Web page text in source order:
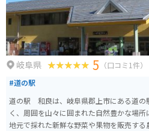
岐阜県 5 （口コミ1件）
#道の駅
道の駅 和良は、岐阜県郡上市にある道の
く、周囲を山々に囲まれた自然豊かな場所に位置し
地元で採れた新鮮な野菜や果物を販売す